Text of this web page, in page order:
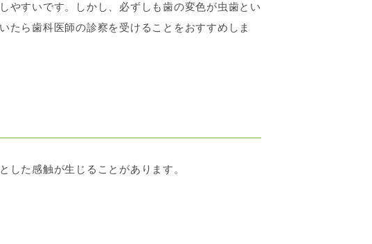
やすいです。しかし、必ずしも歯の変色が虫歯とい
たら歯科医師の診察を受けることをおすすめしま
た感触が生じることがあります。